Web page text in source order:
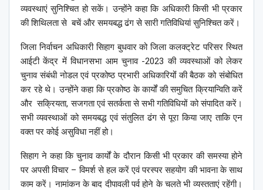
व्यवस्थाएं सुनिश्चित हो सकें। उन्होंने कहा कि अधिकारी किसी भी प्रकार
की शिथिलता से बचें और समयबद्ध ढंग से सारी गतिविधियां सुनिश्चित करें।
जिला निर्वाचन अधिकारी सिहाग बुधवार को जिला कलक्ट्रेट परिसर स्थित
आईटी केंद्र में विधानसभा आम चुनाव -2023 की व्यवस्थाओं को लेकर
चुनाव संबंधी नोडल एवं प्रकोष्ठ प्रभारी अधिकारियोंं की बैठक को संबोधित
कर रहे थे। उन्होंने कहा कि प्रकोष्ठ के कार्यों की समुचित क्रियान्विति करें
और सक्रियता, सजगता एवं सतर्कता से सभी गतिविधियों को संपादित करें।
सभी व्यवस्थाओं को समयबद्ध एवं संतुलित ढंग से पूरा किया जाए ताकि एन
वक्त पर कोई असुविधा नहीं हो।
सिहाग ने कहा कि चुनाव कार्यों के दौरान किसी भी प्रकार की समस्या होने
पर अपसी विचार – विमर्श से हल करें एवं परस्पर सहयोग की भावना के साथ
काम करें। नामांकन के बाद दीपावली पर्व होने के चलते भी व्यस्तताएं रहेंगी।